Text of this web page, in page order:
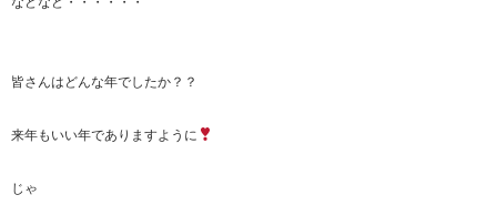
皆さんはどんな年でしたか？？
来年もいい年でありますように
じゃ